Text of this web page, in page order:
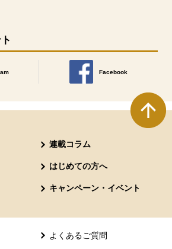
ンドウで開きます。
Facebook
別のウィンドウで開きます
連載コラム
はじめての方へ
キャンペーン・イベント
よくあるご質問